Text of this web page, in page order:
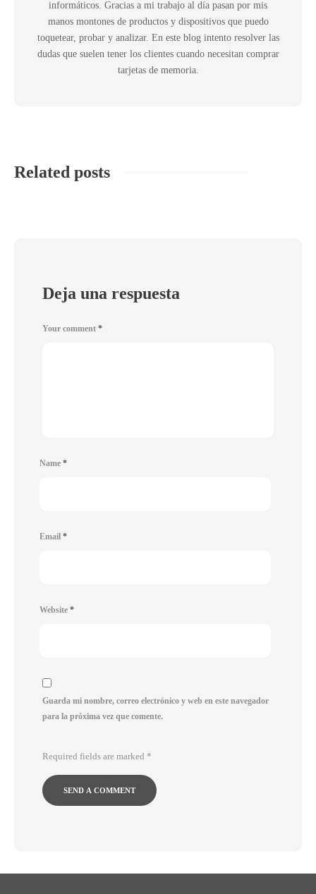
informáticos. Gracias a mi trabajo al día pasan por mis
manos montones de productos y dispositivos que puedo
toquetear, probar y analizar. En este blog intento resolver las
dudas que suelen tener los clientes cuando necesitan comprar
tarjetas de memoria.
Related posts
Deja una respuesta
Your comment *
Name *
Email *
Website *
Guarda mi nombre, correo electrónico y web en este navegador
para la próxima vez que comente.
Required fields are marked *